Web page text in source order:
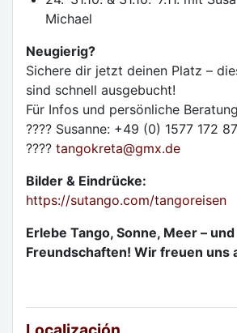
Michael
Neugierig?
Sichere dir jetzt deinen Platz –
sind schnell ausgebucht!
Für Infos und persönliche
???? Susanne: +49 (0) 1577 172
???? tangokreta@gmx.de
Bilder & Eindrücke:
https://sutango.com/tangoreisen
Erlebe Tango, Sonne, Meer –
Freundschaften! Wir freuen uns